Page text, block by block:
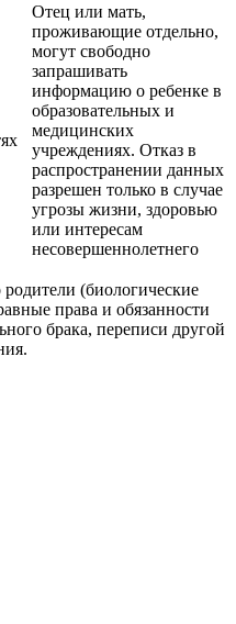
Отец или мать,
проживающие отдельно,
могут свободно
запрашивать
информацию о ребенке в
образовательных и
медицинских
учреждениях. Отказ в
распространении данных
разрешен только в случае
угрозы жизни, здоровью
или интересам
несовершеннолетнего
(биологические
права и обязанности
брака, переписи другой